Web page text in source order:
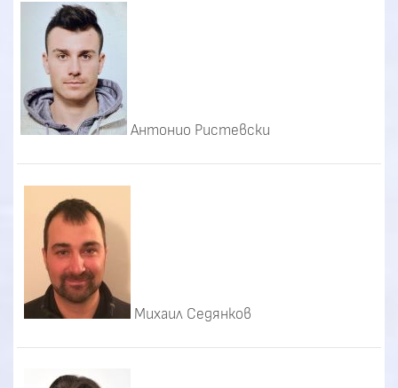
Антонио Ристевски
Михаил Седянков